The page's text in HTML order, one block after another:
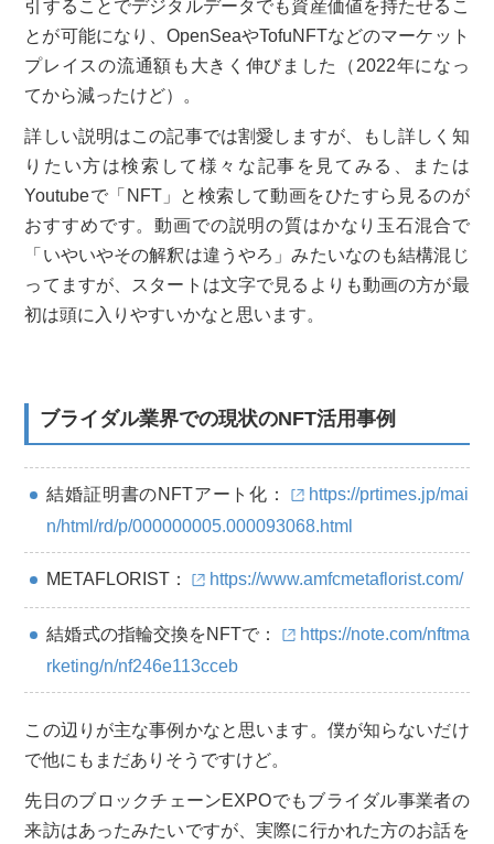
引することでデジタルデータでも資産価値を持たせるこ
とが可能になり、OpenSeaやTofuNFTなどのマーケット
プレイスの流通額も大きく伸びました（2022年になっ
てから減ったけど）。
詳しい説明はこの記事では割愛しますが、もし詳しく知
りたい方は検索して様々な記事を見てみる、または
Youtubeで「NFT」と検索して動画をひたすら見るのが
おすすめです。動画での説明の質はかなり玉石混合で
「いやいやその解釈は違うやろ」みたいなのも結構混じ
ってますが、スタートは文字で見るよりも動画の方が最
初は頭に入りやすいかなと思います。
ブライダル業界での現状のNFT活用事例
結婚証明書のNFTアート化：
https://prtimes.jp/mai
n/html/rd/p/000000005.000093068.html
METAFLORIST： https://www.amfcmetaflorist.com/
結婚式の指輪交換をNFTで：
https://note.com/nftma
rketing/n/nf246e113cceb
この辺りが主な事例かなと思います。僕が知らないだけ
で他にもまだありそうですけど。
先日のブロックチェーンEXPOでもブライダル事業者の
来訪はあったみたいですが、実際に行かれた方のお話を